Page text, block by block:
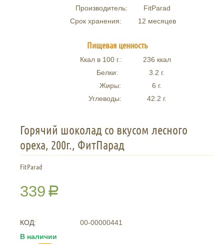
Производитель:
FitParad
Срок хранения:
12 месяцев
Пищевая ценность
Ккал в 100 г.: 236 ккал
Белки:
3.2 г.
Жиры:
6 г.
Углеводы:
42.2 г.
Горячий шоколад со вкусом лесного
ореха, 200г., ФитПарад
FitParad
339 Р
КОД:
00-00000441
В наличии